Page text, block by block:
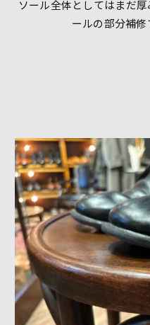
ソール全体としてはまだ
ールの部分補修